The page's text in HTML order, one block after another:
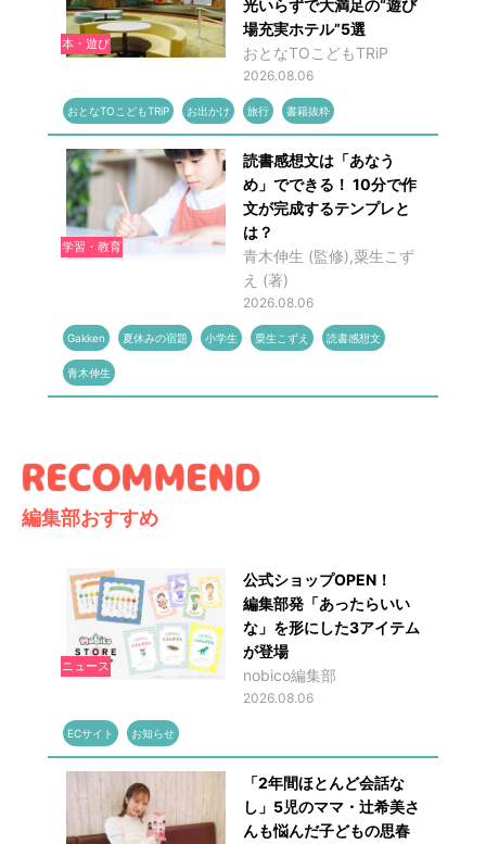
本・遊び
光いらずで大満足の“遊び
場充実ホテル”5選
おとなTOこどもTRiP
2026.08.06
おとなTOこどもTRiP お出かけ 旅行 書籍抜粋
学習・教育
読書感想文は「あなう
め」でできる！ 10分で作
文が完成するテンプレと
は？
青木伸生 (監修),粟生こず
え (著)
2026.08.06
Gakken 夏休みの宿題 小学生 粟生こずえ 読書感想文
青木伸生
編集部おすすめ
ニュース
公式ショップOPEN！
編集部発「あったらいい
な」を形にした3アイテム
が登場
nobico編集部
2026.08.06
ECサイト お知らせ
「2年間ほとんど会話な
し」5児のママ・辻希美さ
んも悩んだ子どもの思春